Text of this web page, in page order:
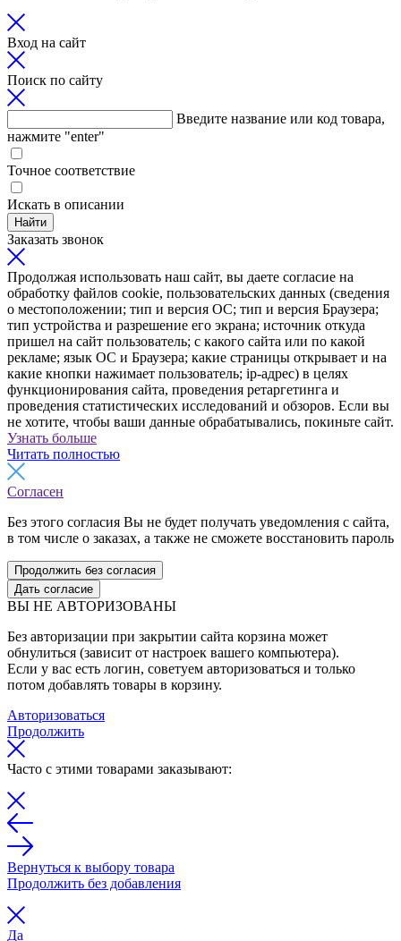
Вход на сайт
Поиск по сайту
Введите название или код товара,
нажмите "enter"
Точное соответствие
Искать в описании
Найти
Заказать звонок
Продолжая использовать наш сайт, вы даете согласие на
обработку файлов cookie, пользовательских данных (сведения
о местоположении; тип и версия ОС; тип и версия Браузера;
тип устройства и разрешение его экрана; источник откуда
пришел на сайт пользователь; с какого сайта или по какой
рекламе; язык ОС и Браузера; какие страницы открывает и на
какие кнопки нажимает пользователь; ip-адрес) в целях
функционирования сайта, проведения ретаргетинга и
проведения статистических исследований и обзоров. Если вы
не хотите, чтобы ваши данные обрабатывались, покиньте сайт.
Узнать больше
Читать полностью
Согласен
Без этого согласия Вы не будет получать уведомления с сайта,
в том числе о заказах, а также не сможете восстановить пароль
Продолжить без согласия
Дать согласие
ВЫ НЕ АВТОРИЗОВАНЫ
Без авторизации при закрытии сайта корзина может
обнулиться (зависит от настроек вашего компьютера).
Если у вас есть логин, советуем авторизоваться и только
потом добавлять товары в корзину.
Авторизоваться
Продолжить
Часто с этими товарами заказывают:
Вернуться к выбору товара
Продолжить без добавления
Да